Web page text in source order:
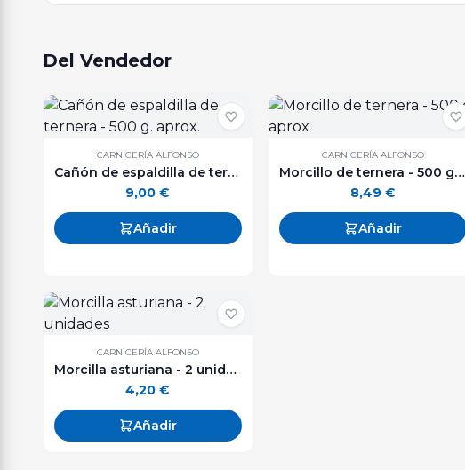
Del Vendedor
CARNICERÍA ALFONSO
Cañón de espaldilla de ternera - 500 g. aprox.
9,00€
Añadir
CARNICERÍA ALFONSO
Morcillo de ternera - 500 g. aprox
8,49 €
Añadir
CARNICERÍA ALFONSO
Morcilla asturiana - 2 unidades
4,20€
Añadir